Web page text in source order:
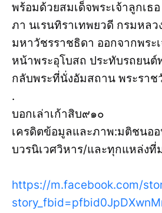
พร้อมด้วยสมเด็จพระเจ้าลูกเธ
ภา นเรนทิราเทพยวดี กรมหล
มหาวัชรราชธิดา ออกจากพระ
หน้าพระอุโบสถ ประทับรถยนต์
กลับพระที่นั่งอัมสถาน พระราช
.
บอกเล่าเก้าสิบ๙๑๐
เครดิตข้อมูลและภาพ:มติชนอ
บวรนิเวศวิหาร/และทุกแหล่งที่
https://m.facebook.com/